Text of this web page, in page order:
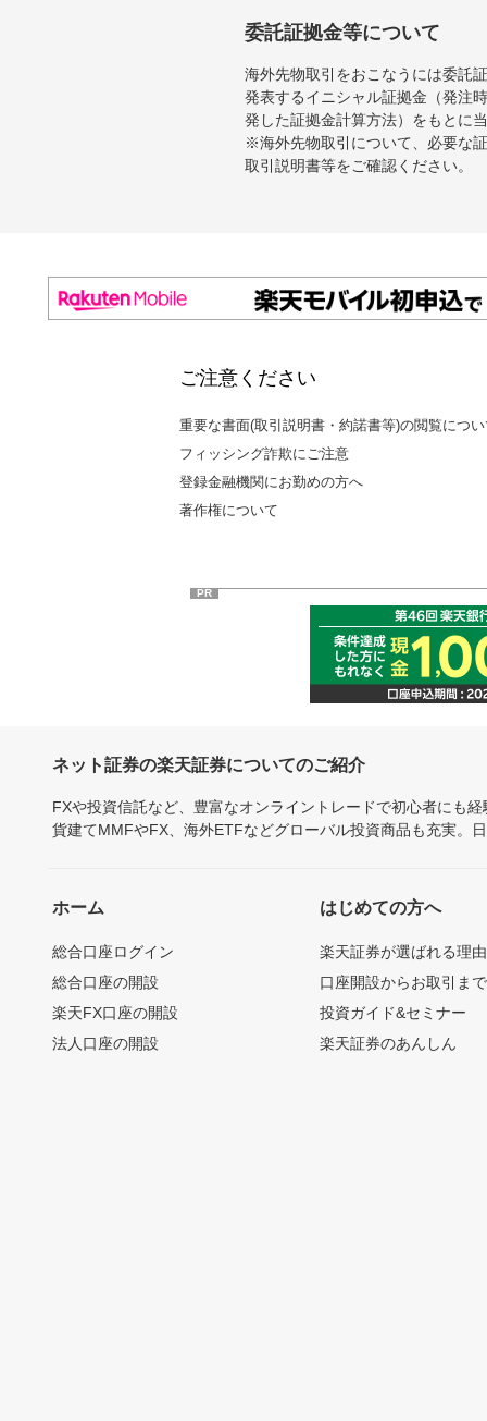
委託証拠金等について
海外先物取引をおこなうには委託
発表するイニシャル証拠金（発注
発した証拠金計算方法）をもとに
※海外先物取引について、必要な
取引説明書等をご確認ください。
ご注意ください
重要な書面(取引説明書・約諾書等)の閲覧につ
フィッシング詐欺にご注意
登録金融機関にお勤めの方へ
著作権について
PR
ネット証券の楽天証券についてのご紹介
FXや投資信託など、豊富なオンライントレードで初心者にも
貨建てMMFやFX、海外ETFなどグローバル投資商品も充実。
ホーム
総合口座ログイン
総合口座の開設
楽天FX口座の開設
法人口座の開設
はじめての方へ
楽天証券が選ばれる理由
口座開設からお取引ま
投資ガイド&セミナー
楽天証券のあんしん